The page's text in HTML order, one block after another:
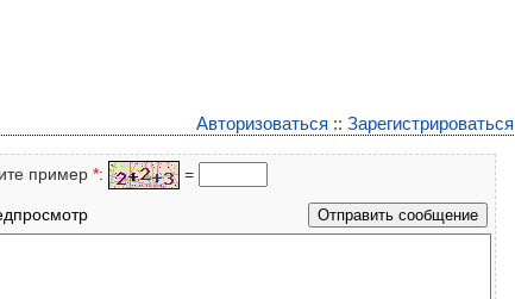
Авторизоваться :: Зарегистрироваться
пример *: =